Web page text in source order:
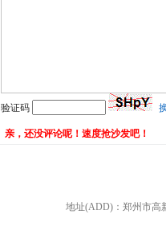
验证码
亲，还没评论呢！速度抢沙发吧！
地址(ADD)：郑州市高